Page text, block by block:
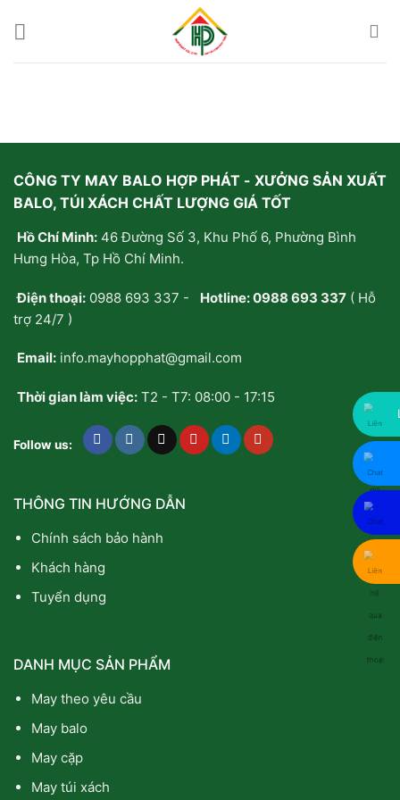
CÔNG TY MAY BALO HỢP PHÁT - XƯỞNG SẢN XUẤT
BALO, TÚI XÁCH CHẤT LƯỢNG GIÁ TỐT
Hồ Chí Minh: 46 Đường Số 3, Khu Phố 6, Phường Bình
Hưng Hòa, Tp Hồ Chí Minh.
Điện thoại: 0988 693 337 - Hotline:0988 693 337 ( Hỗ
trợ 24/7 )
Email: info.mayhopphat@gmail.com
Thời gian làm việc: T2 - T7: 08:00 - 17:15
Follow us:
THÔNG TIN HƯỚNG DẪN
Chính sách bảo hành
Khách hàng
Tuyển dụng
DANH MỤC SẢN PHẨM
May theo yêu cầu
May balo
May cặp
May túi xách